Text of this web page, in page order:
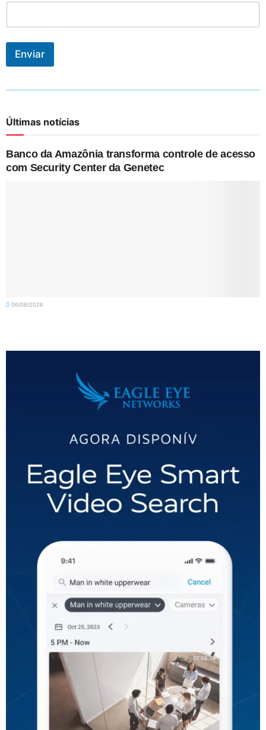
Enviar
Últimas notícias
Banco da Amazônia transforma controle de acesso
com Security Center da Genetec
06/08/2026